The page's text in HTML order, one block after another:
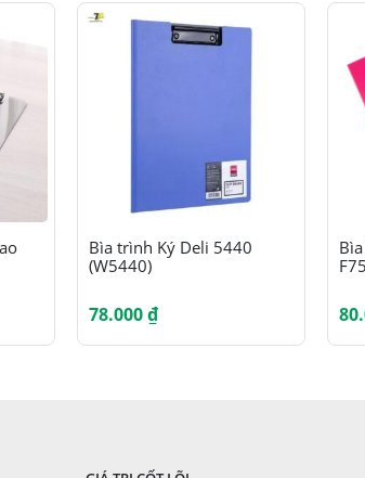
Bìa trình Ký Deli 5440
(W5440)
78.000₫